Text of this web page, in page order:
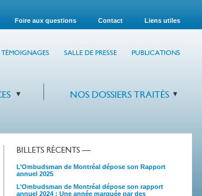
Foire aux questions Contact Liens utiles
TÉMOIGNAGES SALLE DE PRESSE PUBLICATIONS
NOS DOSSIERS TRAITÉS
BILLETS RÉCENTS —
L’Ombudsman de Montréal dépose son Rapport
annuel 2025
L’Ombudsman de Montréal dépose son rapport
annuel 2024 : Une année marquée par des